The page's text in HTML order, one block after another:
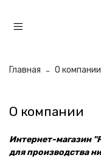
Главная О компании
О компании
Интернет-магазин
для производства